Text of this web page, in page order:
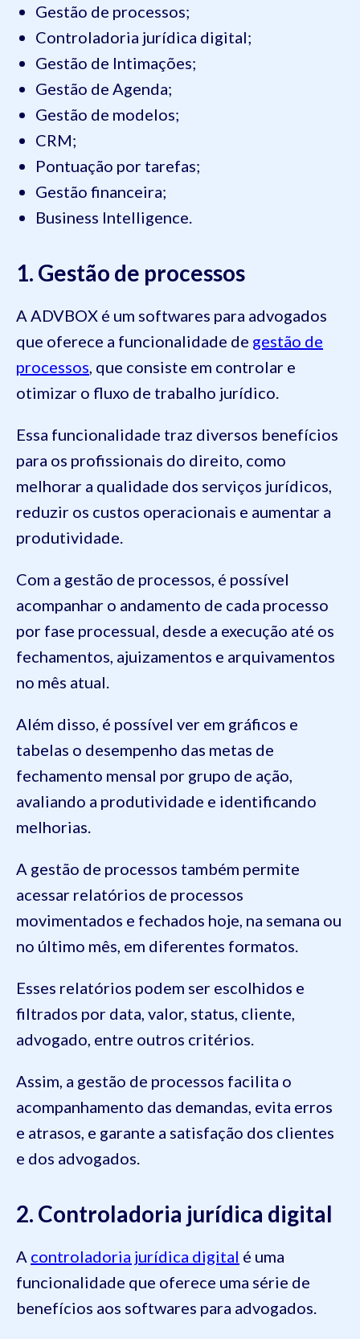
Gestão de processos;
Controladoria jurídica digital;
Gestão de Intimações;
Gestão de Agenda;
Gestão de modelos;
CRM;
Pontuação por tarefas;
Gestão financeira;
Business Intelligence.
1. Gestão de processos
A ADVBOX é um softwares para advogados
que oferece a funcionalidade de gestão de
processos , que consiste em controlar e
otimizar o fluxo de trabalho jurídico.
Essa funcionalidade traz diversos benefícios
para os profissionais do direito, como
melhorar a qualidade dos serviços jurídicos,
reduzir os custos operacionais e aumentar a
produtividade.
Com a gestão de processos, é possível
acompanhar o andamento de cada processo
por fase processual, desde a execução até os
fechamentos, ajuizamentos e arquivamentos
no mês atual.
Além disso, é possível ver em gráficos e
tabelas o desempenho das metas de
fechamento mensal por grupo de ação,
avaliando a produtividade e identificando
melhorias.
A gestão de processos também permite
acessar relatórios de processos
movimentados e fechados hoje, na semana ou
no último mês, em diferentes formatos.
Esses relatórios podem ser escolhidos e
filtrados por data, valor, status, cliente,
advogado, entre outros critérios.
Assim, a gestão de processos facilita o
acompanhamento das demandas, evita erros
e atrasos, e garante a satisfação dos clientes
e dos advogados.
2. Controladoria jurídica digital
A controladoria jurídica digital é uma
funcionalidade que oferece uma série de
benefícios aos softwares para advogados.